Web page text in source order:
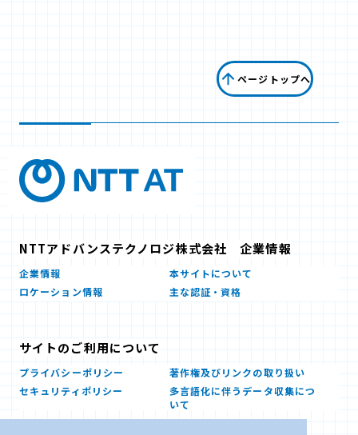
ページトップへ
NTTアドバンステクノロジ株式会社 企業情報
企業情報
本サイトについて
ロケーション情報
主な認証・資格
サイトのご利用について
プライバシーポリシー
著作権及びリンクの取り扱い
セキュリティポリシー
多言語化に伴うデータ収集につ
いて